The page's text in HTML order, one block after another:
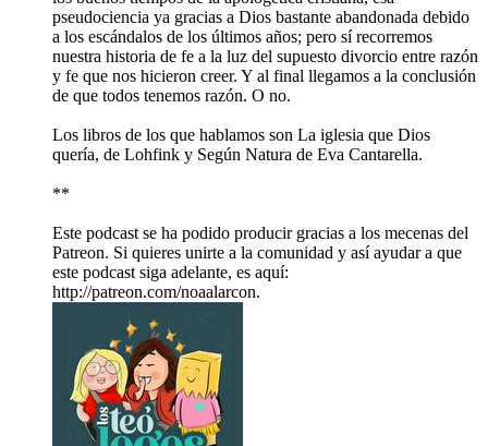
pseudociencia ya gracias a Dios bastante abandonada debido
a los escándalos de los últimos años; pero sí recorremos
nuestra historia de fe a la luz del supuesto divorcio entre razón
y fe que nos hicieron creer. Y al final llegamos a la conclusión
de que todos tenemos razón. O no.
Los libros de los que hablamos son La iglesia que Dios
quería, de Lohfink y Según Natura de Eva Cantarella.
**
Este podcast se ha podido producir gracias a los mecenas del
Patreon. Si quieres unirte a la comunidad y así ayudar a que
este podcast siga adelante, es aquí:
http://patreon.com/noaalarcon.